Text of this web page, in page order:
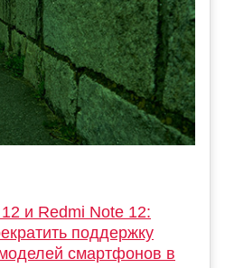
и Redmi Note 12:
поддержку
смартфонов в